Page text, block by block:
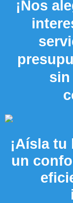
¡Nos
sin
¡Aísla
un